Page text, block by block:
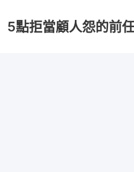
5點拒當顧人怨的前